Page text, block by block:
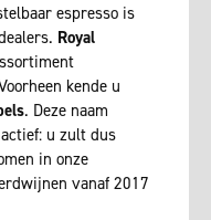
espresso is
Royal
kende u
. Deze naam
u zult dus
in onze
vanaf 2017